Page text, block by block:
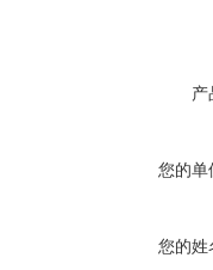
产
您的单
您的姓